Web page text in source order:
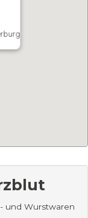
und Wurstwaren